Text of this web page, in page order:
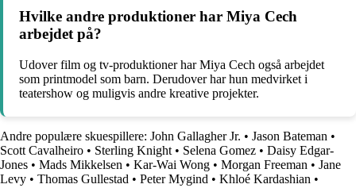
Hvilke andre produktioner har Miya Cech
arbejdet på?
Udover film og tv-produktioner har Miya Cech også arbejdet
som printmodel som barn. Derudover har hun medvirket i
teatershow og muligvis andre kreative projekter.
Andre populære skuespillere: John Gallagher Jr. • Jason Bateman •
Scott Cavalheiro • Sterling Knight • Selena Gomez • Daisy Edgar-
Jones • Mads Mikkelsen • Kar-Wai Wong • Morgan Freeman • Jane
Levy • Thomas Gullestad • Peter Mygind • Khloé Kardashian •